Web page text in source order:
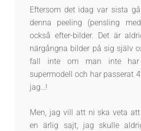
Eftersom det idag var sista
denna peeling (pensling
också efter-bilder. Det är
närgångna bilder på sig själv
fall inte om man inte
supermodell och har passerat
jag…!
Men, jag vill att ni ska veta
en ärlig sajt, jag skulle